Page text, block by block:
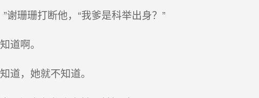
谢珊珊打断他，“我爹是科举出身？”
道啊。
道，她就不知道。